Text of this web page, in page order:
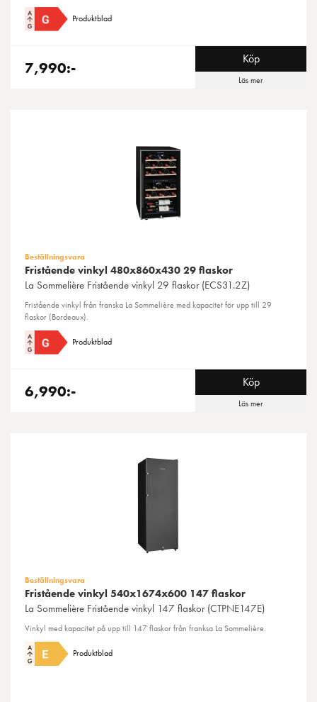
Produktblad
7,990:- Köp
Läs mer
Beställningsvara
Fristående vinkyl 480x860x430 29 flaskor
La Sommelière Fristående vinkyl 29 flaskor (ECS31.2Z)
Fristående vinkyl från franska La Sommelière med kapacitet för upp till 29
flaskor (Bordeaux).
Produktblad
6,990:- Köp
Läs mer
Beställningsvara
Fristående vinkyl 540x1674x600 147 flaskor
La Sommelière Fristående vinkyl 147 flaskor (CTPNE147E)
Vinkyl med kapacitet på upp till 147 flaskor från franksa La Sommelière.
Produktblad